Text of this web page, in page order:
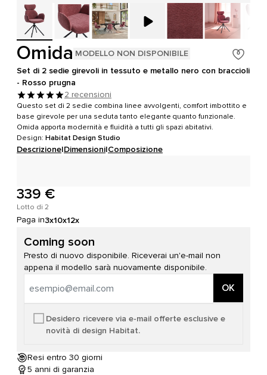
Omida MODELLO NON DISPONIBILE
Set di 2 sedie girevoli in tessuto e metallo nero con braccioli
- Rosso prugna
2 recensioni
Questo set di 2 sedie combina linee avvolgenti, comfort imbottito e
base girevole per una seduta tanto elegante quanto funzionale.
Omida apporta modernità e fluidità a tutti gli spazi abitativi.
Design: Habitat Design Studio
Descrizione|Dimensioni|Composizione
339 €
Lotto di 2
Paga in3x10x12x
Coming soon
Presto di nuovo disponibile. Riceverai un'e-mail non
appena il modello sarà nuovamente disponibile.
OK
Desidero ricevere via e-mail offerte esclusive e
novità di design Habitat.
Resi entro 30 giorni
5 anni di garanzia